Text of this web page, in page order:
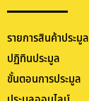
รายการสินค้าประมูล
ปฏิทินประมูล
ขั้นตอนการประมูล